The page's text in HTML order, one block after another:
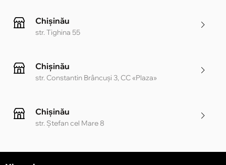
Chișinău
str. Tighina 55
Chișinău
str. Constantin Brâncuși 3, CC «Plaza»
Chișinău
str. Ștefan cel Mare 8